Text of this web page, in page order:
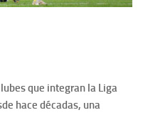
que integran la Liga
hace décadas, una